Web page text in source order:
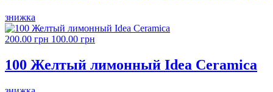
знижка
200.00 грн 100.00 грн
100 Желтый лимонный Idea Ceramica